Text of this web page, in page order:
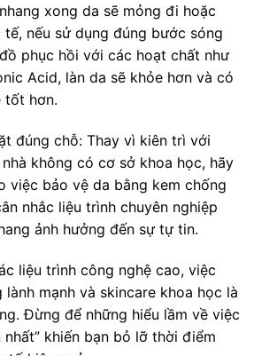
xong da sẽ mỏng đi hoặc
tế, nếu sử dụng đúng bước sóng
phục hồi với các hoạt chất như
Acid, làn da sẽ khỏe hơn và có
tốt hơn.
đúng chỗ: Thay vì kiên trì với
không có cơ sở khoa học, hãy
việc bảo vệ da bằng kem chống
nhắc liệu trình chuyên nghiệp
ảnh hưởng đến sự tự tin.
liệu trình công nghệ cao, việc
mạnh và skincare khoa học là
Đừng để những hiểu lầm về việc
nhất” khiến bạn bỏ lỡ thời điểm